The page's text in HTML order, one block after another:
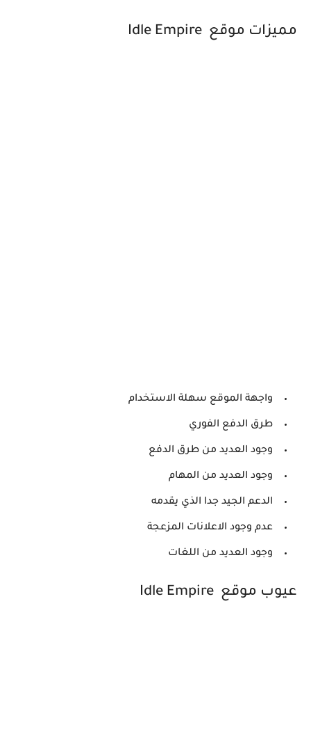
مميزات موقع Idle Empire
واجهة الموقع سهلة الاستخدام
طرق الدفع الفوري
وجود العديد من طرق الدفع
وجود العديد من المهام
الدعم الجيد جدا الذي يقدمه
عدم وجود الاعلانات المزعجة
وجود العديد من اللغات
عيوب موقع Idle Empire